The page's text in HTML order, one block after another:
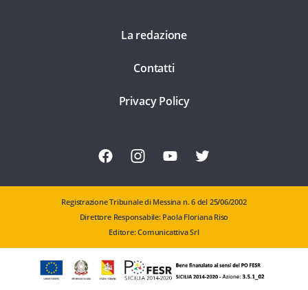
La redazione
Contatti
Privacy Policy
Registrazione Tribunale di Messina n. 6 del 25/06/2002
Direttore Responsabile: Paola Floriana Riso
Editore: Comunicattiva Srl